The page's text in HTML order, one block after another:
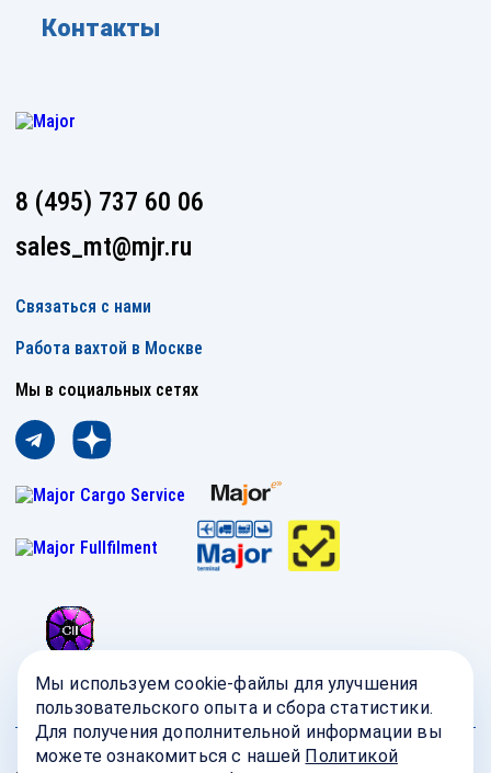
Контакты
8 (495) 737 60 06
sales_mt@mjr.ru
Связаться с нами
Работа вахтой в Москве
Мы в социальных сетях
Мы используем cookie-файлы для улучшения
пользовательского опыта и сбора статистики.
Для получения дополнительной информации вы
можете ознакомиться с нашей Политикой